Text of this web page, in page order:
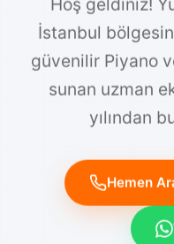
İstanbul
güvenilir Piyano
sunan uzman
yılından